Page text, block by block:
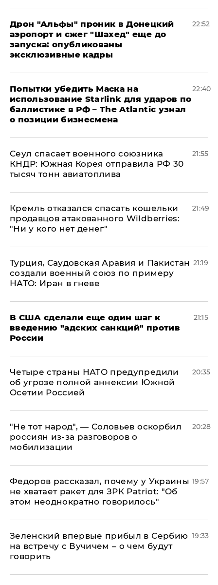
Дрон "Альфы" проник в Донецкий
аэропорт и сжег "Шахед" еще до
запуска: опубликованы
эксклюзивные кадры
22:52
Попытки убедить Маска на
использование Starlink для ударов по
баллистике в РФ – The Atlantic узнал
о позиции бизнесмена
22:40
​Сеул спасает военного союзника
КНДР: Южная Корея отправила РФ 30
тысяч тонн авиатоплива
21:55
Кремль отказался спасать кошельки
продавцов атакованного Wildberries:
"Ни у кого нет денег"
21:49
Турция, Саудовская Аравия и Пакистан
создали военный союз по примеру
НАТО: Иран в гневе
21:19
В США сделали еще один шаг к
введению "адских санкций" против
России
21:15
Четыре страны НАТО предупредили
об угрозе полной аннексии Южной
Осетии Россией
20:35
​"Не тот народ", — Соловьев оскорбил
россиян из-за разговоров о
мобилизации
20:28
Федоров рассказал, почему у Украины
не хватает ракет для ЗРК Patriot: "Об
этом неоднократно говорилось"
19:57
Зеленский впервые прибыл в Сербию
на встречу с Вучичем – о чем будут
говорить
19:33